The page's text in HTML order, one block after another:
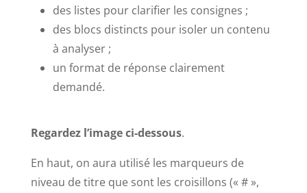
des listes pour clarifier les consignes ;
des blocs distincts pour isoler un contenu
à analyser ;
un format de réponse clairement
demandé.
Regardez l’image ci-dessous.
En haut, on aura utilisé les marqueurs de
niveau de titre que sont les croisillons (« # »,